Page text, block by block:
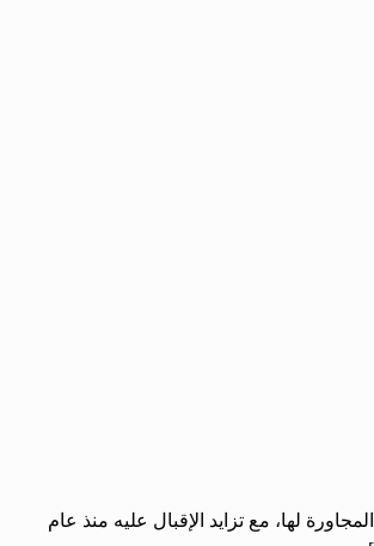
لها، ‏مع تزايد الإقبال عليه منذ عام